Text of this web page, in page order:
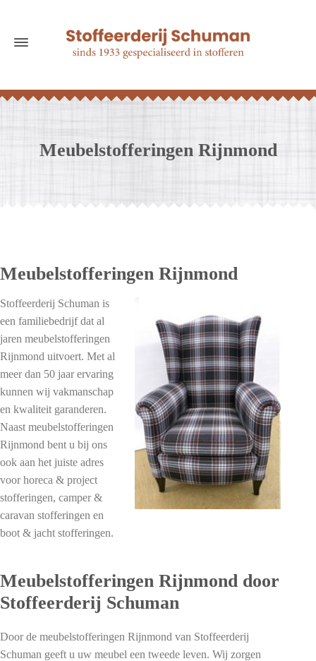
Meubelstofferingen Rijnmond
Meubelstofferingen Rijnmond
Stoffeerderij Schuman is
een familiebedrijf dat al
jaren meubelstofferingen
Rijnmond uitvoert. Met al
meer dan 50 jaar ervaring
kunnen wij vakmanschap
en kwaliteit garanderen.
Naast meubelstofferingen
Rijnmond bent u bij ons
ook aan het juiste adres
voor horeca & project
stofferingen, camper &
caravan stofferingen en
boot & jacht stofferingen.
Meubelstofferingen Rijnmond door
Stoffeerderij Schuman
Door de meubelstofferingen Rijnmond van Stoffeerderij
Schuman geeft u uw meubel een tweede leven. Wij zorgen